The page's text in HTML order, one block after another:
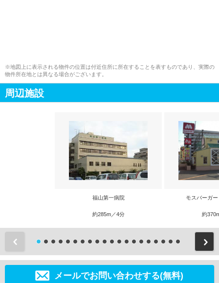
※地図上に表示される物件の位置は付近住所に所在することを表すものであり、実際の
物件所在地とは異なる場合がございます。
周辺施設
福山第一病院
約285m／4分
モスバーガ
約
メールでお問い合わせする(無料)